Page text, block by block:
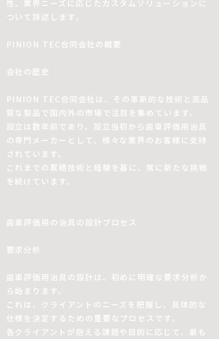
性、業界ニーズに応じたカスタムソリューションに
ついて詳述します。
PINION TEC合同会社の概要
会社の歴史
PINION TEC合同会社は、その革新的な技術と高品
質な製品で国内外の市場で注目を集めています。
設立は数年前であり、設立当初から歯車評価用治具
の専門メーカーとして、様々な業界のお客様に支持
されています。
これまでの累積技術と経験を基に、常に新たな挑戦
を続けています。
歯車評価用の治具の設計プロセス
要求分析
歯車評価用治具の設計は、初めに明確な要求分析か
ら始まります。
これは、クライアントのニーズを把握し、具体的な
仕様を決定するための重要なプロセスです。
各クライアントが抱える課題や目的に応じて、最も